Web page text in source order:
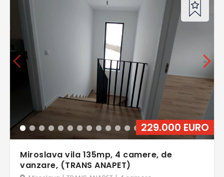
229.000 EURO
Miroslava vila 135mp, 4 camere, de
vanzare, (TRANS ANAPET)